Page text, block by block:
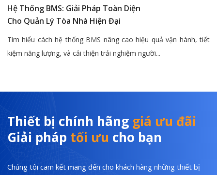
Hệ Thống BMS: Giải Pháp Toàn Diện
Cho Quản Lý Tòa Nhà Hiện Đại
Tìm hiểu cách hệ thống BMS nâng cao hiệu quả vận hành, tiết
kiệm năng lượng, và cải thiện trải nghiệm người...
Thiết bị chính hãng giá ưu đãi
Giải pháp tối ưu cho bạn
Chúng tôi cam kết mang đến cho khách hàng những thiết bị